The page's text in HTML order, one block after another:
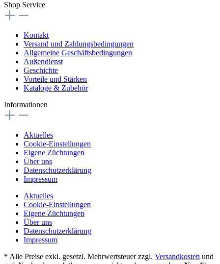
Shop Service
Kontakt
Versand und Zahlungsbedingungen
Allgemeine Geschäftsbedingungen
Außendienst
Geschichte
Vorteile und Stärken
Kataloge & Zubehör
Informationen
Aktuelles
Cookie-Einstellungen
Eigene Züchtungen
Über uns
Datenschutzerklärung
Impressum
Aktuelles
Cookie-Einstellungen
Eigene Züchtungen
Über uns
Datenschutzerklärung
Impressum
* Alle Preise exkl. gesetzl. Mehrwertsteuer zzgl. Versandkosten und